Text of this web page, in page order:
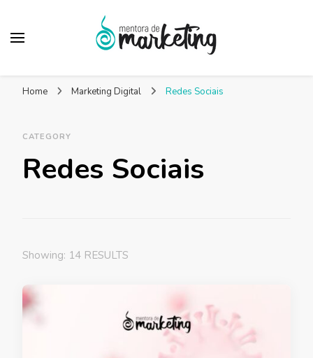
Marketing – Blog
Home Marketing Digital Redes Sociais
CATEGORY
Redes Sociais
Showing: 14 RESULTS